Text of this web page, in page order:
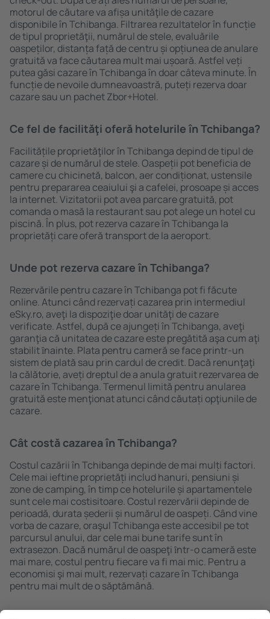
motorul de căutare va afișa unităţile de cazare
disponibile în Tchibanga. Filtrarea rezultatelor în funcție
de tipul proprietăţii, numărul de stele, evaluările
oaspeților, distanța față de centru și opțiunea de anulare
gratuită va face căutarea mult mai ușoară. Astfel veți
putea găsi cazare în Tchibanga în doar câteva minute. În
funcție de nevoile dumneavoastră, puteți rezerva doar
cazare sau un pachet Zbor+Hotel.
Ce fel de facilităţi oferă hotelurile în Tchibanga?
Facilitățile proprietăţilor în Tchibanga depind de tipul de
cazare și de numărul de stele. Oaspeții pot beneficia de
camere cu chicinetă, balcon, aer condiționat, ustensile
pentru prepararea ceaiului şi a cafelei, prosoape și acces
la internet. Vizitatorii pot avea parcare gratuită, pot
comanda o masă la restaurant sau pot alege un hotel cu
piscină. În plus, pot rezerva cazare în Tchibanga la
proprietăți care oferă transport de la aeroport.
Unde pot rezerva cazare în Tchibanga?
Rezervările pentru cazare în Tchibanga pot fi făcute
online. Atunci când rezervați cazarea prin intermediul
eSky.ro, aveţi la dispoziţie doar unităţi de cazare
verificate. Astfel, după ce ajungeți în Tchibanga, aveţi
garanţia că unitatea de cazare este pregătită aşa cum aţi
stabilit ȋnainte. Plata pentru cameră se face printr-un
sistem de plată sau prin cardul de credit. Dacă renunţaţi
la călătorie, aveți dreptul de a anula gratuit rezervarea de
cazare în Tchibanga. Termenul limită pentru anularea
gratuită este menţionat atunci când căutați opţiunile de
cazare.
Cât costă cazarea în Tchibanga?
Costul cazării în Tchibanga depinde de mai mulți factori.
Cele mai ieftine proprietăți includ hanuri, pensiuni și
zone de camping, în timp ce hotelurile și apartamentele
sunt cele mai costisitoare. Costul rezervării depinde de
perioadă, durata șederii și numărul de oaspeți. Când vine
vorba de cazare, oraşul Tchibanga este accesibil pe tot
parcursul anului, dar cele mai bune tarife sunt în
extrasezon. Dacă numărul de oaspeţi ȋntr-o cameră este
mai mare, costul pentru fiecare va fi mai mic. Pentru a
economisi şi mai mult, rezervați cazare în Tchibanga
pentru mai mult de o săptămână.